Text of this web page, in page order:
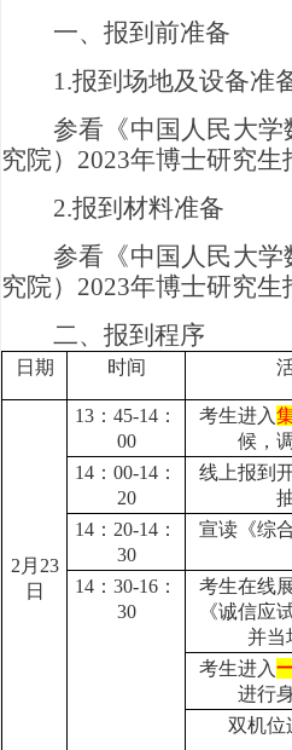
一、报到前准备
1.报到场地及设备准
参看《中国人民大
究院）2023年博士研究生
2.报到材料准备
参看《中国人民大
究院）2023年博士研究生
二、报到程序
日期 时间
2月23
日
13：45-14：
00
考生进入
候，
14：00-14：
20
线上报到
14： 20-14 ：
30
宣读《综
14： 30-16 ：
30
考生在线
《诚信应
并当
考生进入
进行
双机位